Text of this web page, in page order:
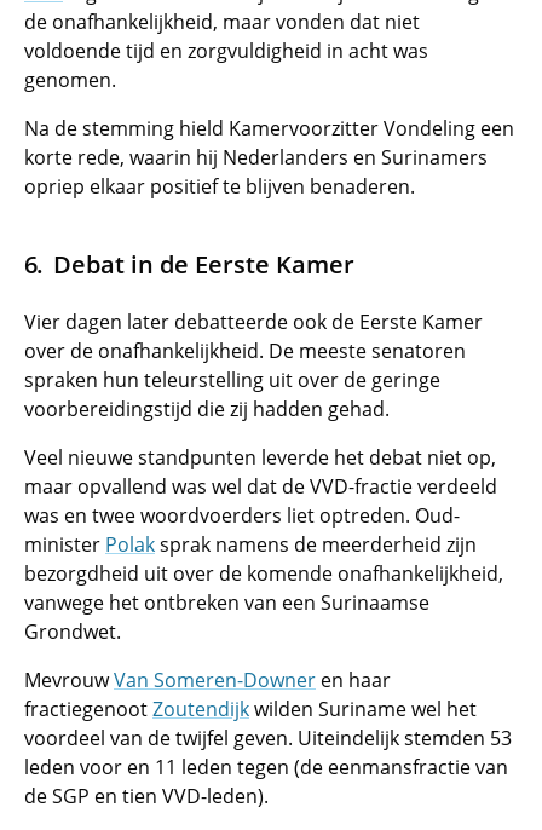
de onafhankelijkheid, maar vonden dat niet
voldoende tijd en zorgvuldigheid in acht was
genomen.
Na de stemming hield Kamervoorzitter Vondeling een
korte rede, waarin hij Nederlanders en Surinamers
opriep elkaar positief te blijven benaderen.
Debat in de Eerste Kamer
Vier dagen later debatteerde ook de Eerste Kamer
over de onafhankelijkheid. De meeste senatoren
spraken hun teleurstelling uit over de geringe
voorbereidingstijd die zij hadden gehad.
Veel nieuwe standpunten leverde het debat niet op,
maar opvallend was wel dat de VVD-fractie verdeeld
was en twee woordvoerders liet optreden. Oud-
minister Polaksprak namens de meerderheid zijn
bezorgdheid uit over de komende onafhankelijkheid,
vanwege het ontbreken van een Surinaamse
Grondwet.
MevrouwVan Someren-Downer en haar
fractiegenootZoutendijkwilden Suriname wel het
voordeel van de twijfel geven. Uiteindelijk stemden 53
leden voor en 11 leden tegen (de eenmansfractie van
de SGP en tien VVD-leden).